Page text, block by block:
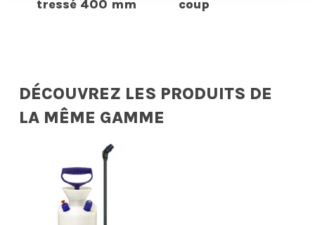
tressé 400 mm
coup
DÉCOUVREZ LES PRODUITS DE
LA MÊME GAMME